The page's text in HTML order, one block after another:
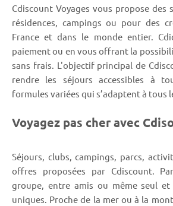
Cdiscount Voyages vous propose des
résidences, campings ou pour des
France et dans le monde entier.
paiement ou en vous offrant la
sans frais. L'objectif principal de
rendre les séjours accessibles à
formules variées qui s’adaptent à tous
Voyagez pas cher avec
Séjours, clubs, campings, parcs,
offres proposées par Cdiscount.
groupe, entre amis ou même seul et
uniques. Proche de la mer ou à la